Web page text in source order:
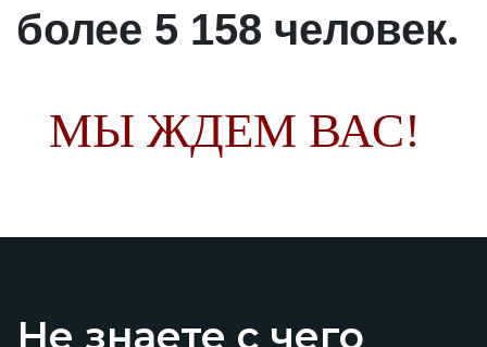
более 5 158 человек.
МЫ ЖДЕМ ВАС!
Не знаете с чего